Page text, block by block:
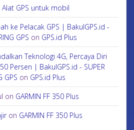
Alat GPS untuk mobil
ke Pelacak GPS | BakulGPS.id -
GPS on GPS.id Plus
Teknologi 4G, Percaya Diri
Persen | BakulGPS.id - SUPER
GPS on GPS.id Plus
on GARMIN FF 350 Plus
on GARMIN FF 350 Plus